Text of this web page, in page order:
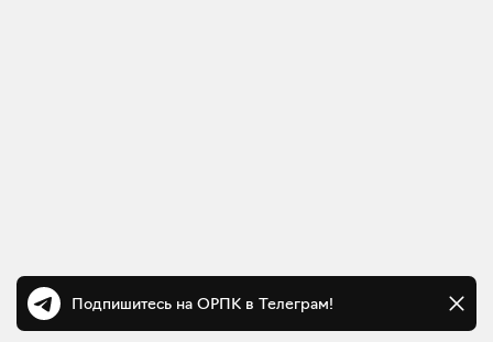
Подпишитесь на ОРПК в Телеграм!